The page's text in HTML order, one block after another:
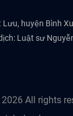
Lưu, huyện Bình
Luật sư
2026 All rights